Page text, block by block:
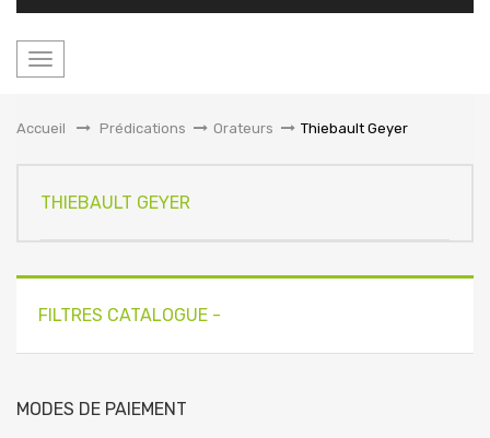
Basculer
Accueil
&gt;Prédications > Orateurs > Thiebault Geyer
THIEBAULT GEYER
FILTRES CATALOGUE -
MODES DE PAIEMENT